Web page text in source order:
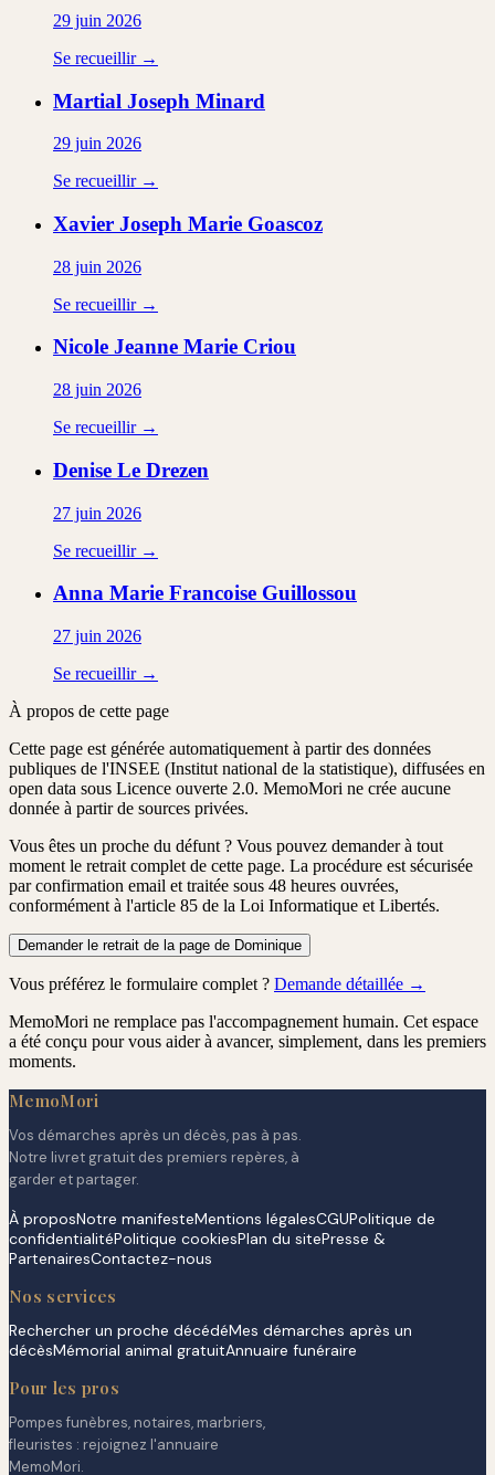
29 juin 2026
Se recueillir →
Martial Joseph Minard
29 juin 2026
Se recueillir →
Xavier Joseph Marie Goascoz
28 juin 2026
Se recueillir →
Nicole Jeanne Marie Criou
28 juin 2026
Se recueillir →
Denise Le Drezen
27 juin 2026
Se recueillir →
Anna Marie Francoise Guillossou
27 juin 2026
Se recueillir →
À propos de cette page
Cette page est générée automatiquement à partir des données
publiques de l'INSEE (Institut national de la statistique), diffusées en
open data sous Licence ouverte 2.0. MemoMori ne crée aucune
donnée à partir de sources privées.
Vous êtes un proche du défunt ? Vous pouvez demander à tout
moment le retrait complet de cette page. La procédure est sécurisée
par confirmation email et traitée sous 48 heures ouvrées,
conformément à l'article 85 de la Loi Informatique et Libertés.
Demander le retrait de la page de Dominique
Vous préférez le formulaire complet ? Demande détaillée →
MemoMori ne remplace pas l'accompagnement humain. Cet espace
a été conçu pour vous aider à avancer, simplement, dans les premiers
moments.
MemoMori
Vos démarches après un décès, pas à pas.
Notre livret gratuit des premiers repères, à
garder et partager.
À proposNotre manifesteMentions légalesCGUPolitique de
confidentialitéPolitique cookiesPlan du sitePresse &
PartenairesContactez-nous
Nos services
Rechercher un proche décédéMes démarches après un
décèsMémorial animal gratuitAnnuaire funéraire
Pour les pros
Pompes funèbres, notaires, marbriers,
fleuristes : rejoignez l'annuaire
MemoMori.